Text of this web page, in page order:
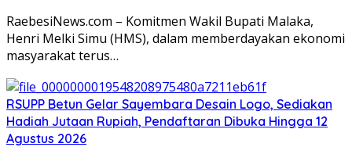
RaebesiNews.com – Komitmen Wakil Bupati Malaka,
Henri Melki Simu (HMS), dalam memberdayakan ekonomi
masyarakat terus…
RSUPP Betun Gelar Sayembara Desain Logo, Sediakan
Hadiah Jutaan Rupiah, Pendaftaran Dibuka Hingga 12
Agustus 2026